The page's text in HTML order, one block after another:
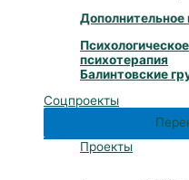
Дополнительное
психотерапия
Балинтовские
Соцпроекты
Проекты